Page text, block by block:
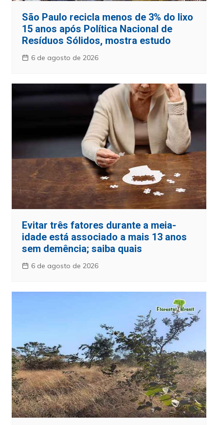
São Paulo recicla menos de 3% do lixo
15 anos após Política Nacional de
Resíduos Sólidos, mostra estudo
6 de agosto de 2026
Evitar três fatores durante a meia-
idade está associado a mais 13 anos
sem demência; saiba quais
6 de agosto de 2026